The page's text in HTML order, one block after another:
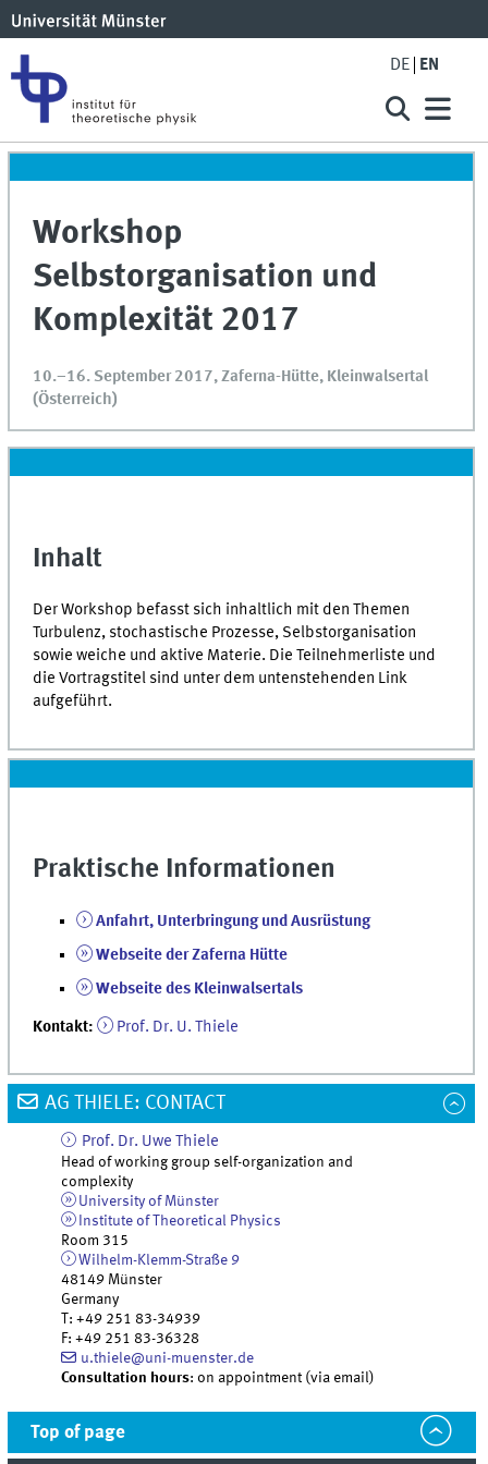
DE EN
Workshop
Selbstorganisation und
Komplexität 2017
10.–16. September 2017, Zaferna-Hütte, Kleinwalsertal
(Österreich)
Inhalt
Der Workshop befasst sich inhaltlich mit den Themen
Turbulenz, stochastische Prozesse, Selbstorganisation
sowie weiche und aktive Materie. Die Teilnehmerliste und
die Vortragstitel sind unter dem untenstehenden Link
aufgeführt.
Praktische Informationen
Anfahrt, Unterbringung und Ausrüstung
Webseite der Zaferna Hütte
Webseite des Kleinwalsertals
Kontakt: Prof. Dr. U. Thiele
AG THIELE: CONTACT
Prof. Dr. Uwe Thiele
Head of working group self-organization and
complexity
University of Münster
Institute of Theoretical Physics
Room 315
Wilhelm-Klemm-Straße 9
48149 Münster
Germany
T:+49 251 83-34939
F:+49 251 83-36328
u.thiele@uni-muenster.de
Consultation hours: on appointment (via email)
Top of page